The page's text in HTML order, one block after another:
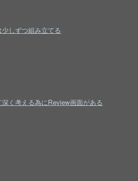
しずつ組み立てる
く考える為にReview画面がある